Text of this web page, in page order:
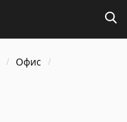
Офис